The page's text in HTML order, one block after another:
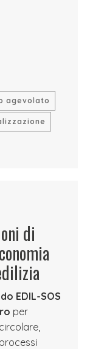
agevolato
di
EDIL-SOS
per